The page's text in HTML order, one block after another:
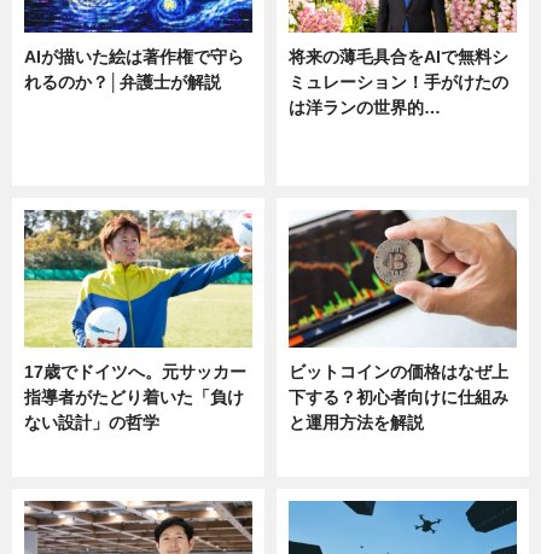
AIが描いた絵は著作権で守ら
れるのか？│弁護士が解説
将来の薄毛具合をAIで無料シ
ミュレーション！手がけたの
は洋ランの世界的…
17歳でドイツへ。元サッカー
指導者がたどり着いた「負け
ない設計」の哲学
ビットコインの価格はなぜ上
下する？初心者向けに仕組み
と運用方法を解説